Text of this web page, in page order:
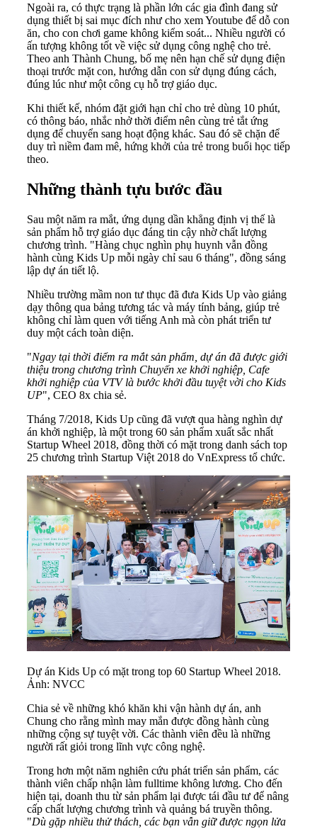
Ngoài ra, có thực trạng là phần lớn các gia đình đang sử
dụng thiết bị sai mục đích như cho xem Youtube để dỗ con
ăn, cho con chơi game không kiểm soát... Nhiều người có
ấn tượng không tốt về việc sử dụng công nghệ cho trẻ.
Theo anh Thành Chung, bố mẹ nên hạn chế sử dụng điện
thoại trước mặt con, hướng dẫn con sử dụng đúng cách,
đúng lúc như một công cụ hỗ trợ giáo dục.
Khi thiết kế, nhóm đặt giới hạn chỉ cho trẻ dùng 10 phút,
có thông báo, nhắc nhở thời điểm nên cùng trẻ tắt ứng
dụng để chuyển sang hoạt động khác. Sau đó sẽ chặn để
duy trì niềm đam mê, hứng khởi của trẻ trong buổi học tiếp
theo.
Những thành tựu bước đầu
Sau một năm ra mắt, ứng dụng dần khẳng định vị thế là
sản phẩm hỗ trợ giáo dục đáng tin cậy nhờ chất lượng
chương trình. "Hàng chục nghìn phụ huynh vẫn đồng
hành cùng Kids Up mỗi ngày chỉ sau 6 tháng", đồng sáng
lập dự án tiết lộ.
Nhiều trường mầm non tư thục đã đưa Kids Up vào giảng
dạy thông qua bảng tương tác và máy tính bảng, giúp trẻ
không chỉ làm quen với tiếng Anh mà còn phát triển tư
duy một cách toàn diện.
"Ngay tại thời điểm ra mắt sản phẩm, dự án đã được giới
thiệu trong chương trình Chuyến xe khởi nghiệp, Cafe
khởi nghiệp của VTV là bước khởi đầu tuyệt vời cho Kids
UP", CEO 8x chia sẻ.
Tháng 7/2018, Kids Up cũng đã vượt qua hàng nghìn dự
án khởi nghiệp, là một trong 60 sản phẩm xuất sắc nhất
Startup Wheel 2018, đồng thời có mặt trong danh sách top
25 chương trình Startup Việt 2018 do VnExpress tổ chức.
Dự án Kids Up có mặt trong top 60 Startup Wheel 2018.
Ảnh: NVCC
Chia sẻ về những khó khăn khi vận hành dự án, anh
Chung cho rằng mình may mắn được đồng hành cùng
những cộng sự tuyệt vời. Các thành viên đều là những
người rất giỏi trong lĩnh vực công nghệ.
Trong hơn một năm nghiên cứu phát triển sản phẩm, các
thành viên chấp nhận làm fulltime không lương. Cho đến
hiện tại, doanh thu từ sản phẩm lại được tái đầu tư để nâng
cấp chất lượng chương trình và quảng bá truyền thông.
"Dù gặp nhiều thử thách, các bạn vẫn giữ được ngọn lửa